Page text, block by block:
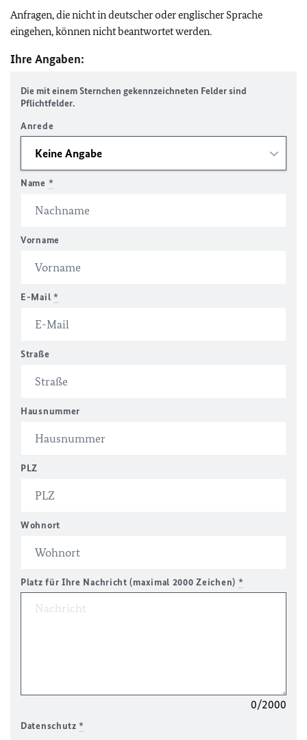
Anfragen, die nicht in deutscher oder englischer Sprache
eingehen, können nicht beantwortet werden.
Ihre Angaben:
Die mit einem Sternchen gekennzeichneten Felder sind
Pflichtfelder.
Anrede
Name *
Vorname
E-Mail *
Straße
Hausnummer
PLZ
Wohnort
Platz für Ihre Nachricht (maximal 2000 Zeichen) *
0/2000
Datenschutz*